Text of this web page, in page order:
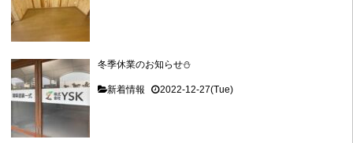
冬季休業のお知らせ⛄
新着情報 2022-12-27(Tue)